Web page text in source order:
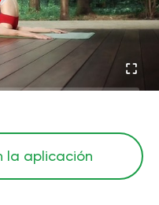
la aplicación